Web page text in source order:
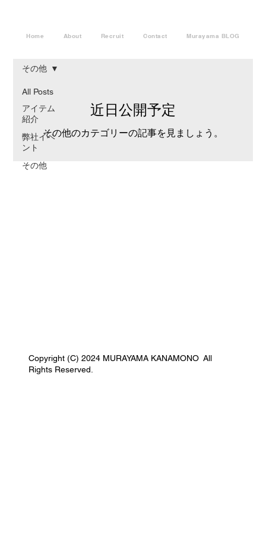
Home About Recruit Contact Murayama BLOG
All Posts
アイテム
紹介
弊社イベ
ント
その他
その他
近日公開予定
その他のカテゴリーの記事を見ましょう。
Copyright (C) 2024 MURAYAMA KANAMONO All
Rights Reserved.